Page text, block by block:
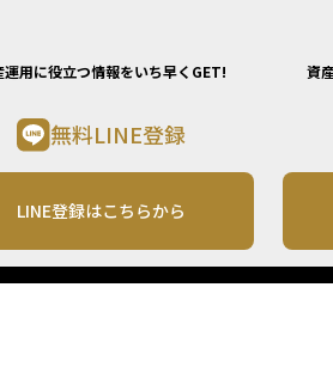
運用に役立つ情報をいち早くGET!
無料LINE登録
LINE登録はこちらから
資